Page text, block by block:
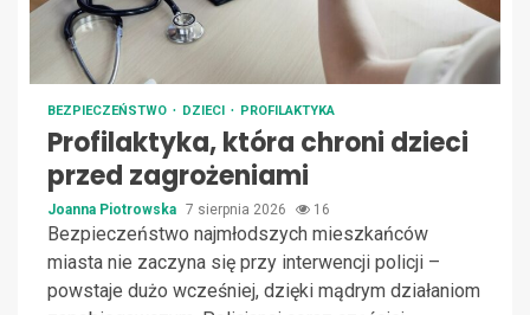
BEZPIECZEŃSTWO DZIECI PROFILAKTYKA
Profilaktyka, która chroni dzieci
przed zagrożeniami
Joanna Piotrowska 7 sierpnia 2026 16
Bezpieczeństwo najmłodszych mieszkańców
miasta nie zaczyna się przy interwencji policji –
powstaje dużo wcześniej, dzięki mądrym działaniom